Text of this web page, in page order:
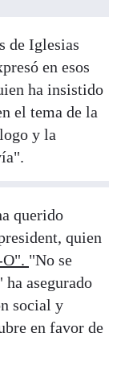
de Iglesias
en esos
ha insistido
el tema de la
y la
querido
quien
O". "No se
asegurado
social y
en favor de